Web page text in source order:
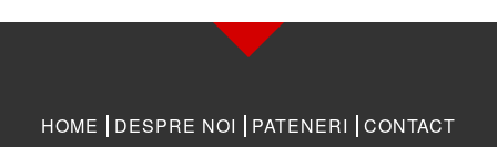
HOME DESPRE NOI PATENERI CONTACT